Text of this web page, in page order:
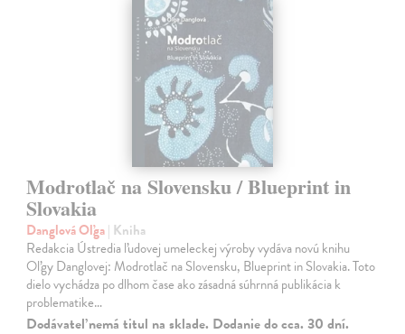
Modrotlač na Slovensku / Blueprint in
Slovakia
Danglová Oľga| Kniha
Redakcia Ústredia ľudovej umeleckej výroby vydáva novú knihu
Oľgy Danglovej: Modrotlač na Slovensku, Blueprint in Slovakia. Toto
dielo vychádza po dlhom čase ako zásadná súhrnná publikácia k
problematike…
Dodávateľ nemá titul na sklade. Dodanie do cca. 30 dní.